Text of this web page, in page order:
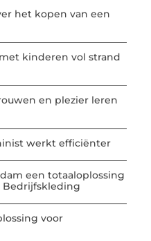
het kopen van een
kinderen vol strand
en plezier leren
werkt efficiënter
een totaaloplossing
Bedrijfskleding
voor